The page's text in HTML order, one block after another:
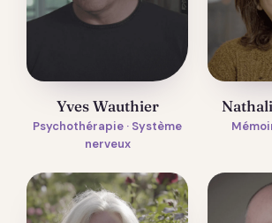
Yves Wauthier
Psychothérapie · Système
nerveux